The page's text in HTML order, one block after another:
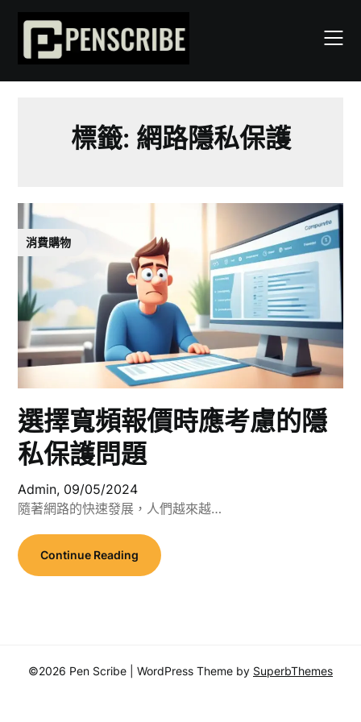
content
標籤: 網路隱私保護
消費購物
選擇寬頻報價時應考慮的隱
私保護問題
Admin, 09/05/2024
隨著網路的快速發展，人們越來越…
Continue Reading
©2026 Pen Scribe | WordPress Theme by SuperbThemes